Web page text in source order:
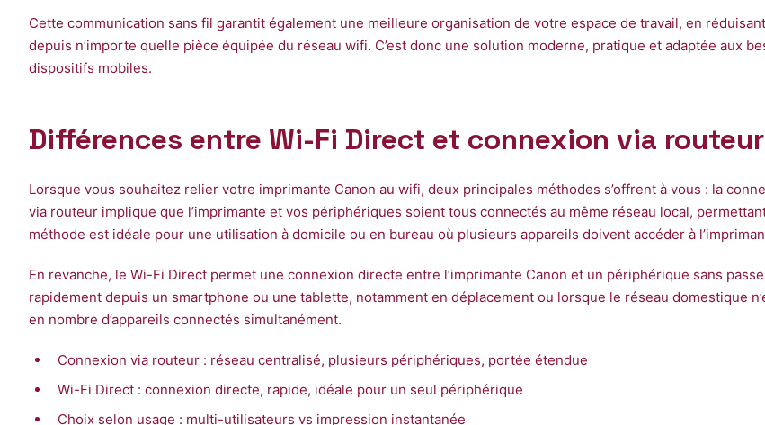
Cette communication sans fil garantit également une meilleure organisation de votre espace de travail, en
depuis n’importe quelle pièce équipée du réseau wifi. C’est donc une solution moderne, pratique et adaptée aux
dispositifs mobiles.
Différences entre Wi-Fi Direct et connexion via
Lorsque vous souhaitez relier votre imprimante Canon au wifi, deux principales méthodes s’offrent à vous : la
via routeur implique que l’imprimante et vos périphériques soient tous connectés au même réseau local,
méthode est idéale pour une utilisation à domicile ou en bureau où plusieurs appareils doivent accéder à
En revanche, le Wi-Fi Direct permet une connexion directe entre l’imprimante Canon et un périphérique sans
rapidement depuis un smartphone ou une tablette, notamment en déplacement ou lorsque le réseau domestique
en nombre d’appareils connectés simultanément.
Connexion via routeur : réseau centralisé, plusieurs périphériques, portée étendue
Wi-Fi Direct : connexion directe, rapide, idéale pour un seul périphérique
Choix selon usage : multi-utilisateurs vs impression instantanée